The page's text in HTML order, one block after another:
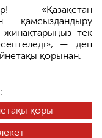
қоры
«Қазақстан
қамсыздандыру
жинақтарыңыз тек
— деп
қорынан.